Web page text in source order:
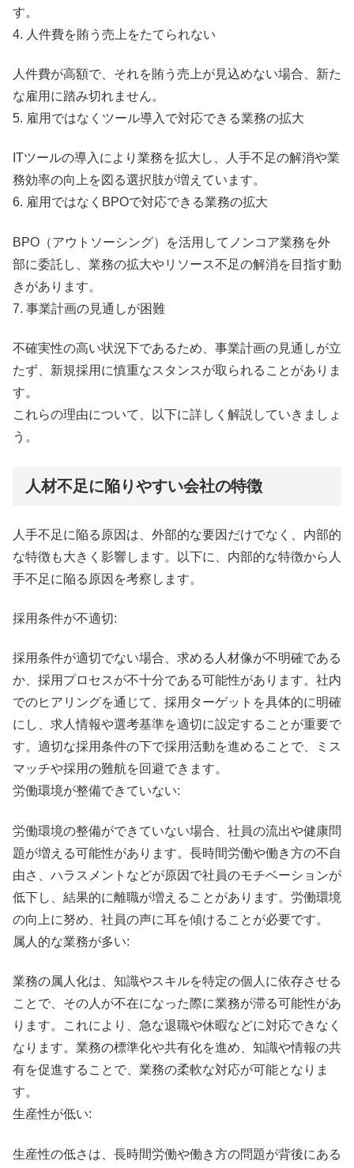
す。
4. 人件費を賄う売上をたてられない
人件費が高額で、それを賄う売上が見込めない場合、新た
な雇用に踏み切れません。
5. 雇用ではなくツール導入で対応できる業務の拡大
ITツールの導入により業務を拡大し、人手不足の解消や業
務効率の向上を図る選択肢が増えています。
6. 雇用ではなくBPOで対応できる業務の拡大
BPO（アウトソーシング）を活用してノンコア業務を外
部に委託し、業務の拡大やリソース不足の解消を目指す動
きがあります。
7. 事業計画の見通しが困難
不確実性の高い状況下であるため、事業計画の見通しが立
たず、新規採用に慎重なスタンスが取られることがありま
す。
これらの理由について、以下に詳しく解説していきましょ
う。
人材不足に陥りやすい会社の特徴
人手不足に陥る原因は、外部的な要因だけでなく、内部的
な特徴も大きく影響します。以下に、内部的な特徴から人
手不足に陥る原因を考察します。
採用条件が不適切:
採用条件が適切でない場合、求める人材像が不明確である
か、採用プロセスが不十分である可能性があります。社内
でのヒアリングを通じて、採用ターゲットを具体的に明確
にし、求人情報や選考基準を適切に設定することが重要で
す。適切な採用条件の下で採用活動を進めることで、ミス
マッチや採用の難航を回避できます。
労働環境が整備できていない:
労働環境の整備ができていない場合、社員の流出や健康問
題が増える可能性があります。長時間労働や働き方の不自
由さ、ハラスメントなどが原因で社員のモチベーションが
低下し、結果的に離職が増えることがあります。労働環境
の向上に努め、社員の声に耳を傾けることが必要です。
属人的な業務が多い:
業務の属人化は、知識やスキルを特定の個人に依存させる
ことで、その人が不在になった際に業務が滞る可能性があ
ります。これにより、急な退職や休暇などに対応できなく
なります。業務の標準化や共有化を進め、知識や情報の共
有を促進することで、業務の柔軟な対応が可能となりま
す。
生産性が低い:
生産性の低さは、長時間労働や働き方の問題が背後にある